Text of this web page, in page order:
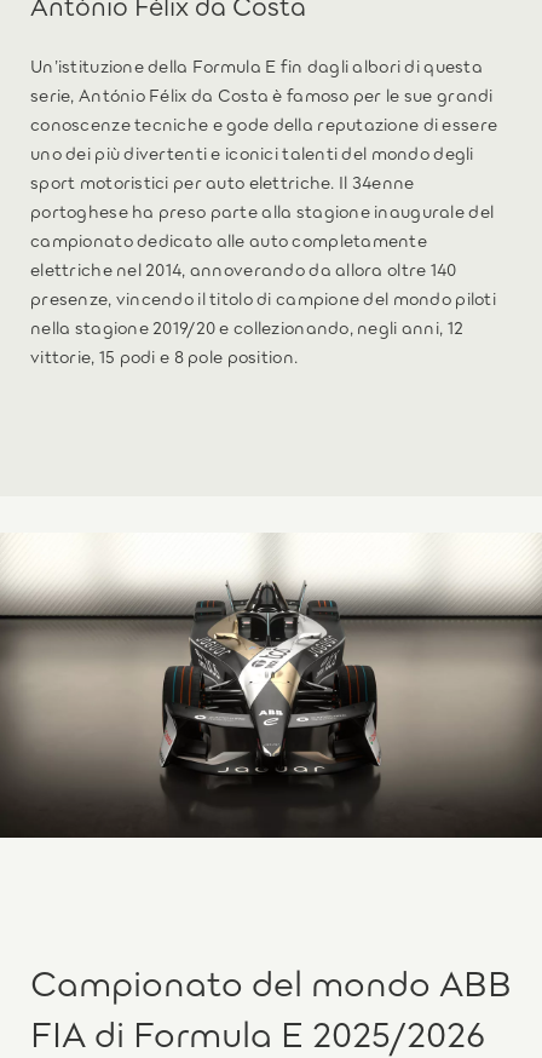
Un’istituzione della Formula E fin dagli albori di questa
serie, António Félix da Costa è famoso per le sue grandi
conoscenze tecniche e gode della reputazione di essere
uno dei più divertenti e iconici talenti del mondo degli
sport motoristici per auto elettriche. Il 34enne
portoghese ha preso parte alla stagione inaugurale del
campionato dedicato alle auto completamente
elettriche nel 2014, annoverando da allora oltre 140
presenze, vincendo il titolo di campione del mondo piloti
nella stagione 2019/20 e collezionando, negli anni, 12
vittorie, 15 podi e 8 pole position.
Campionato del mondo ABB
FIA di Formula E 2025/2026